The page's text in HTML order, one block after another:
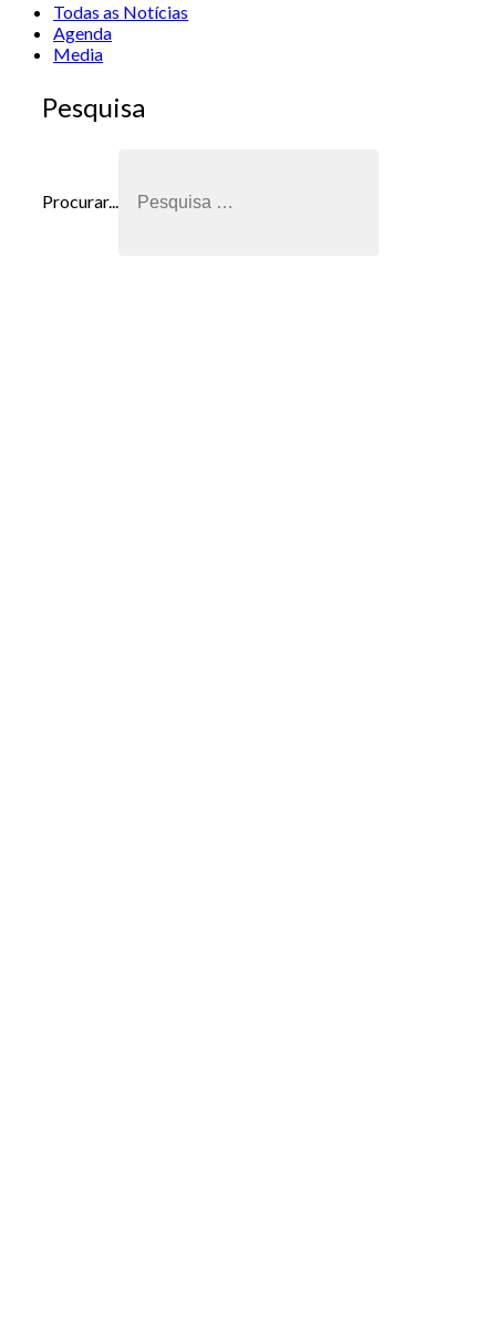
Todas as Notícias
Agenda
Media
Pesquisa
Procurar...